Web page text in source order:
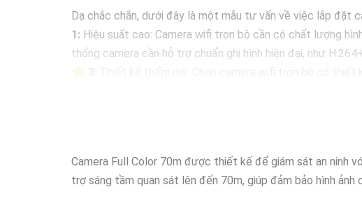
Dạ chắc chắn, dưới đây là một mẫu tư vấn về việc lắp đặt
1: Hiệu suất cao: Camera wifi trọn bộ cần có chất lượng
thống camera cần hỗ trợ chuẩn ghi hình hiện đại, như
👈
Tính năng thông minh: Camera wifi trọn bộ nên có
Hy vọng những gợi ý trên sẽ giúp bạn chọn lựa được sản
cụ thể hơn để Từng công trình có thể tư vấn chi tiết hơn.
Camera Full Color 70m được thiết kế để giám sát an ninh
trợ sáng tầm quan sát lên đến 70m, giúp đảm bảo hình ảnh